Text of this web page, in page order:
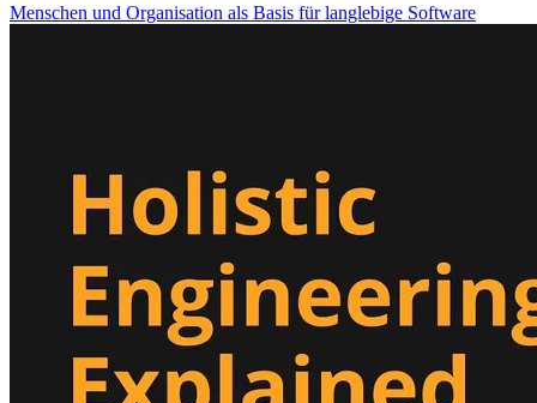
Menschen und Organisation als Basis für langlebige Software